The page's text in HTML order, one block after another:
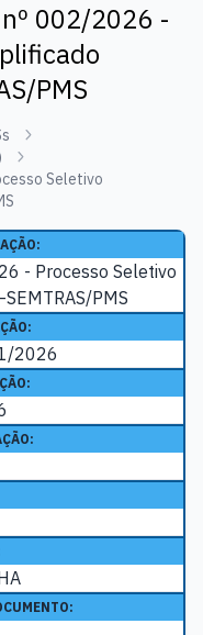
002/2026 -
PMS
Seletivo
- Processo Seletivo
PMS
2026